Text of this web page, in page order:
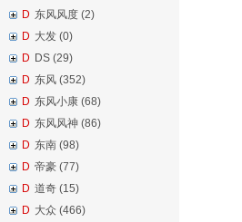
D 东风风度 (2)
D 大发 (0)
D DS (29)
D 东风 (352)
D 东风小康 (68)
D 东风风神 (86)
D 东南 (98)
D 帝豪 (77)
D 道奇 (15)
D 大众 (466)